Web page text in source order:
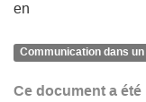
en
Communication dans
Ce document a